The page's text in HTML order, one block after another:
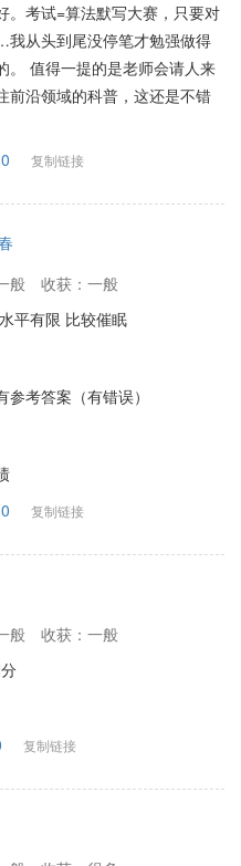
考试=算法默写大赛，只要对
从头到尾没停笔才勉强做得
。 值得一提的是老师会请人来
前沿领域的科普，这还是不错
0 复制链接
般
收获：一般
平有限 比较催眠
考答案（有错误）
0 复制链接
般
收获：一般
复制链接